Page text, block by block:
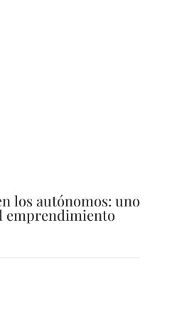
los autónomos: uno
emprendimiento